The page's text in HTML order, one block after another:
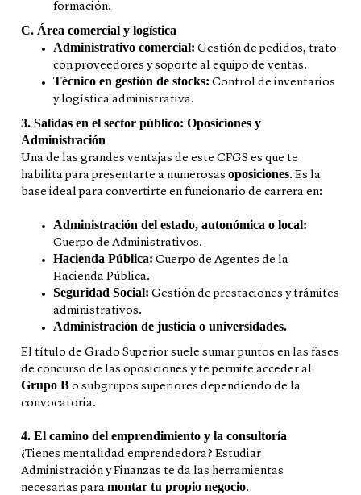
formación.
C. Área comercial y logística
Administrativo comercial: Gestión de pedidos, trato
con proveedores y soporte al equipo de ventas.
Técnico en gestión de stocks: Control de inventarios
y logística administrativa.
3. Salidas en el sector público: Oposiciones y
Administración
Una de las grandes ventajas de este CFGS es que te
habilita para presentarte a numerosas oposiciones. Es la
base ideal para convertirte en funcionario de carrera en:
Administración del estado, autonómica o local:
Cuerpo de Administrativos.
Hacienda Pública: Cuerpo de Agentes de la
Hacienda Pública.
Seguridad Social: Gestión de prestaciones y trámites
administrativos.
Administración de justicia o universidades.
El título de Grado Superior suele sumar puntos en las fases
de concurso de las oposiciones y te permite acceder al
Grupo B o subgrupos superiores dependiendo de la
convocatoria.
4. El camino del emprendimiento y la consultoría
¿Tienes mentalidad emprendedora? Estudiar
Administración y Finanzas te da las herramientas
necesarias para montar tu propio negocio.